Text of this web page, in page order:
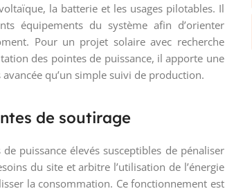
la batterie et les usages pilotables. Il
équipements du système afin d’orienter
Pour un projet solaire avec recherche
des pointes de puissance, il apporte une
qu’un simple suivi de production.
de soutirage
puissance élevés susceptibles de pénaliser
du site et arbitre l’utilisation de l’énergie
la consommation. Ce fonctionnement est